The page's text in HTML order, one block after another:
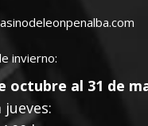
invierno:
octubre al 31 de
jueves: